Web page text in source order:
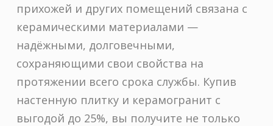
прихожей и других помещений связана с
керамическими материалами —
надёжными, долговечными,
сохраняющими свои свойства на
протяжении всего срока службы. Купив
настенную плитку и керамогранит с
выгодой до 25%, вы получите не только